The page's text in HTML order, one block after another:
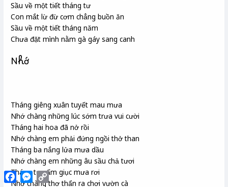
Sầu về một tiết tháng tư
Con mắt lừ đừ cơm chẳng buồn ăn
Sầu về một tiết tháng năm
Chưa đặt mình nằm gà gáy sang canh
Nhớ
Tháng giêng xuân tuyết mau mưa
Nhớ chàng những lúc sớm trưa vui cười
Tháng hai hoa đã nở rồi
Nhớ chàng em phải đứng ngồi thở than
Tháng ba nắng lửa mưa dầu
Nhớ chàng em những âu sầu chả tươi
Tháng tư sấm giục mưa rơi
Nhớ chàng thơ thẩn ra chơi vườn cà
FacebookMessenger
Copy
Link